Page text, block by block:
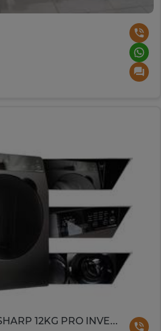
MACHINE A LAVER SHARP 12KG PRO INVERTER GRIS NOIR